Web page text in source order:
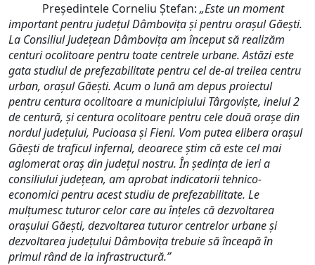
Președintele Corneliu Ștefan: „Este un moment
important pentru județul Dâmbovița și pentru orașul Găești.
La Consiliul Județean Dâmbovița am început să realizăm
centuri ocolitoare pentru toate centrele urbane. Astăzi este
gata studiul de prefezabilitate pentru cel de-al treilea centru
urban, orașul Găești. Acum o lună am depus proiectul
pentru centura ocolitoare a municipiului Târgoviște, inelul 2
de centură, și centura ocolitoare pentru cele două orașe din
nordul județului, Pucioasa și Fieni. Vom putea elibera orașul
Găești de traficul infernal, deoarece știm că este cel mai
aglomerat oraș din județul nostru. În ședința de ieri a
consiliului județean, am aprobat indicatorii tehnico-
economici pentru acest studiu de prefezabilitate. Le
mulțumesc tuturor celor care au înțeles că dezvoltarea
orașului Găești, dezvoltarea tuturor centrelor urbane și
dezvoltarea județului Dâmbovița trebuie să înceapă în
primul rând de la infrastructură.”